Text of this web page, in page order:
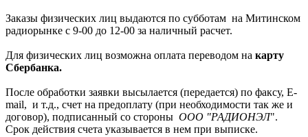
Заказы физических лиц выдаются по субботам на Митинском
радиорынке с 9-00 до 12-00 за наличный расчет.
Для физических лиц возможна оплата переводом на карту
Сбербанка.
После обработки заявки высылается (передается) по факсу, E-
mail, и т.д., счет на предоплату (при необходимости так же и
договор), подписанный со стороны ООО "РАДИОНЭЛ".
Срок действия счета указывается в нем при выписке.